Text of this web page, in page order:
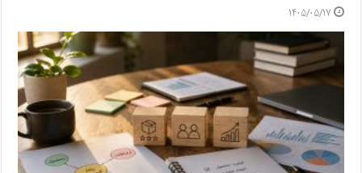
۱۴۰۵/۰۵/۱۷